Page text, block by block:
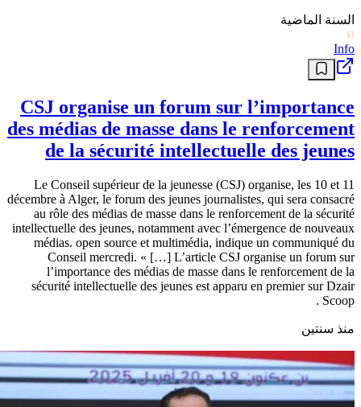
السنة الماضية
Info
CSJ organise un forum sur l’importance
des médias de masse dans le renforcement
de la sécurité intellectuelle des jeunes
Le Conseil supérieur de la jeunesse (CSJ) organise, les 10 et 11
décembre à Alger, le forum des jeunes journalistes, qui sera consacré
au rôle des médias de masse dans le renforcement de la sécurité
intellectuelle des jeunes, notamment avec l’émergence de nouveaux
médias. open source et multimédia, indique un communiqué du
Conseil mercredi. « […] L’article CSJ organise un forum sur
l’importance des médias de masse dans le renforcement de la
sécurité intellectuelle des jeunes est apparu en premier sur Dzair
Scoop .
منذ سنتين